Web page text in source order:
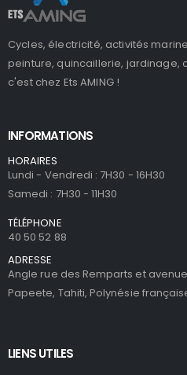
Cycles, électricité, activités
peinture, quincaillerie, jardinage,
c'est chez Ets AMING !
INFORMATIONS
HORAIRES
Lundi - Vendredi : 7H30 - 16H30
Samedi : 7H30 - 11H30
TÉLÉPHONE
40 50 52 88
ADRESSE
Angle rue des Remparts et
Papeete, Tahiti, Polynésie
LIENS UTILES